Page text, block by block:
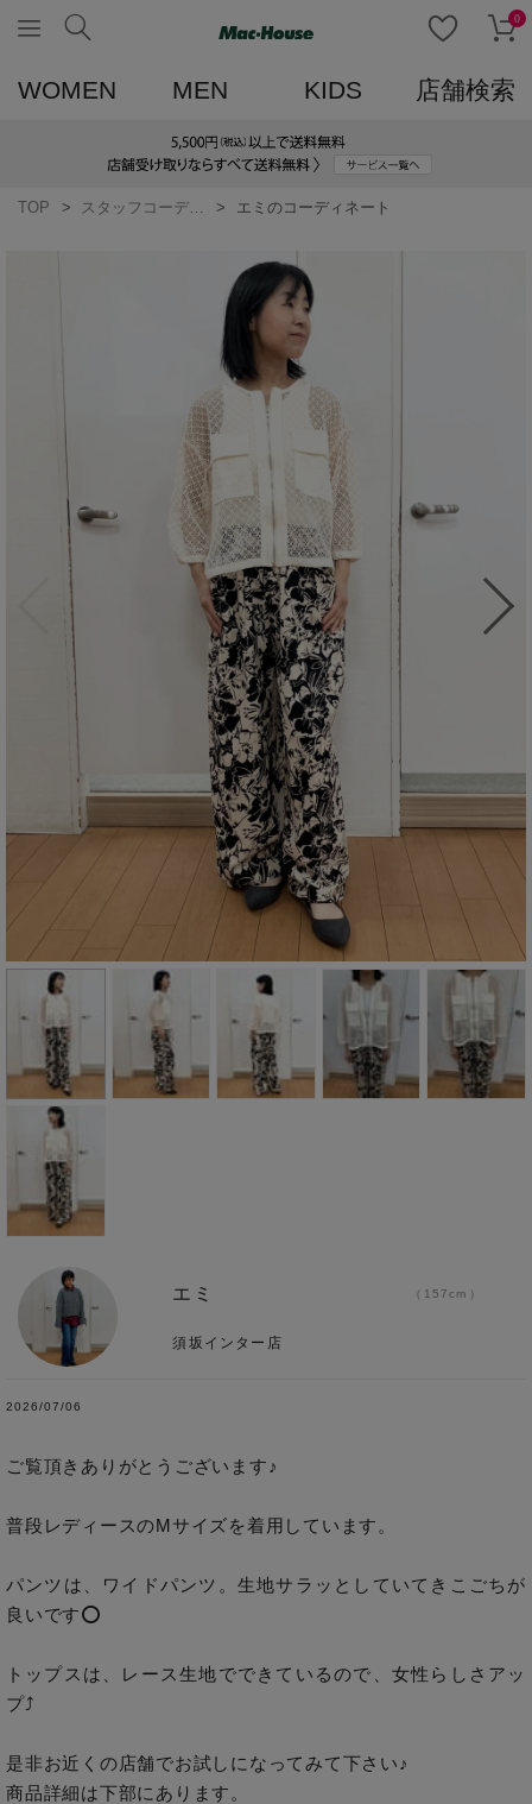
0
WOMEN MEN KIDS 店舗検索
TOP エミのコーディネート
エミ
須坂インター店
157cm
2026/07/06
ご覧頂きありがとうございます♪
普段レディースのMサイズを着用しています。
パンツは、ワイドパンツ。生地サラッとしていてきこごちが
良いです⭕️
トップスは、レース生地でできているので、女性らしさアッ
プ⤴️
是非お近くの店舗でお試しになってみて下さい♪
商品詳細は下部にあります。